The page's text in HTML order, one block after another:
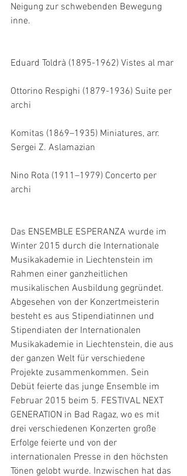
Neigung zur schwebenden Bewegung
inne.
Eduard Toldrà (1895-1962) Vistes al mar
Ottorino Respighi (1879-1936) Suite per
archi
Komitas (1869–1935) Miniatures, arr.
Sergei Z. Aslamazian
Nino Rota (1911–1979) Concerto per
archi
Das ENSEMBLE ESPERANZA wurde im
Winter 2015 durch die Internationale
Musikakademie in Liechtenstein im
Rahmen einer ganzheitlichen
musikalischen Ausbildung gegründet.
Abgesehen von der Konzertmeisterin
besteht es aus Stipendiatinnen und
Stipendiaten der Internationalen
Musikakademie in Liechtenstein, die aus
der ganzen Welt für verschiedene
Projekte zusammenkommen. Sein
Debüt feierte das junge Ensemble im
Februar 2015 beim 5. FESTIVAL NEXT
GENERATION in Bad Ragaz, wo es mit
drei verschiedenen Konzerten große
Erfolge feierte und von der
internationalen Presse in den höchsten
Tönen gelobt wurde. Inzwischen hat das